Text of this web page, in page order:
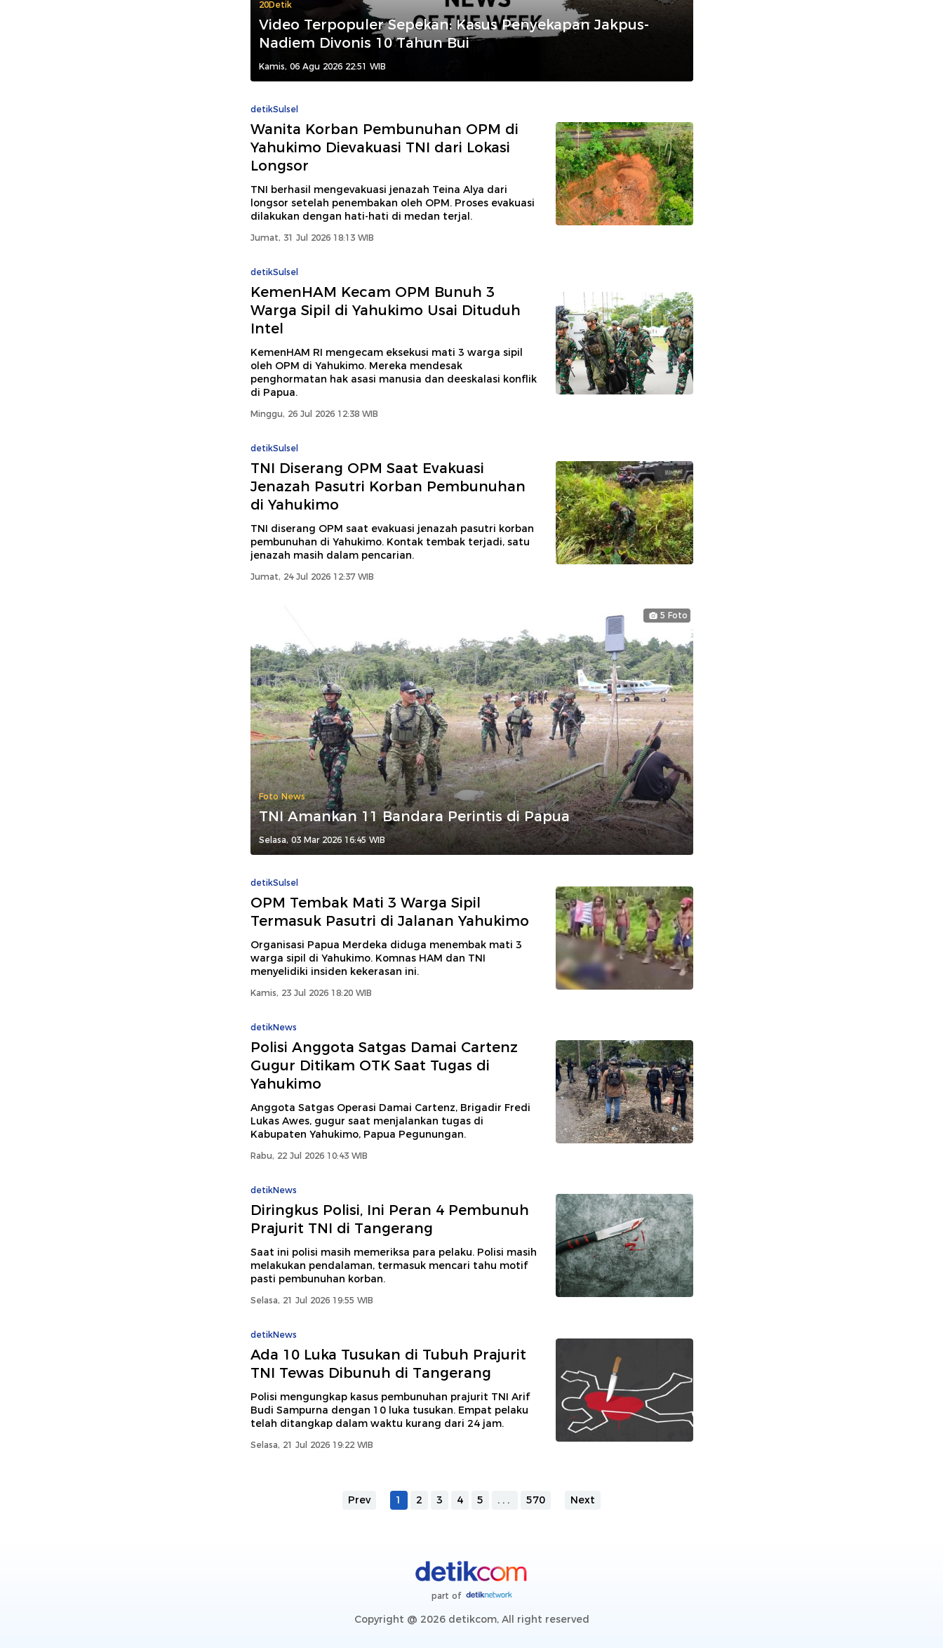
20Detik
Video Terpopuler Sepekan: Kasus Penyekapan Jakpus-
Nadiem Divonis 10 Tahun Bui
Kamis, 06 Agu 2026 22:51 WIB
detikSulsel
Wanita Korban Pembunuhan OPM di
Yahukimo Dievakuasi TNI dari Lokasi
Longsor
TNI berhasil mengevakuasi jenazah Teina Alya dari
longsor setelah penembakan oleh OPM. Proses evakuasi
dilakukan dengan hati-hati di medan terjal.
Jumat, 31 Jul 2026 18:13 WIB
detikSulsel
KemenHAM Kecam OPM Bunuh 3
Warga Sipil di Yahukimo Usai Dituduh
Intel
KemenHAM RI mengecam eksekusi mati 3 warga sipil
oleh OPM di Yahukimo. Mereka mendesak
penghormatan hak asasi manusia dan deeskalasi konflik
di Papua.
Minggu, 26 Jul 2026 12:38 WIB
detikSulsel
TNI Diserang OPM Saat Evakuasi
Jenazah Pasutri Korban Pembunuhan
di Yahukimo
TNI diserang OPM saat evakuasi jenazah pasutri korban
pembunuhan di Yahukimo. Kontak tembak terjadi, satu
jenazah masih dalam pencarian.
Jumat, 24 Jul 2026 12:37 WIB
5 Foto
Foto News
TNI Amankan 11 Bandara Perintis di Papua
Selasa, 03 Mar 2026 16:45 WIB
detikSulsel
OPM Tembak Mati 3 Warga Sipil
Termasuk Pasutri di Jalanan Yahukimo
Organisasi Papua Merdeka diduga menembak mati 3
warga sipil di Yahukimo. Komnas HAM dan TNI
menyelidiki insiden kekerasan ini.
Kamis, 23 Jul 2026 18:20 WIB
detikNews
Polisi Anggota Satgas Damai Cartenz
Gugur Ditikam OTK Saat Tugas di
Yahukimo
Anggota Satgas Operasi Damai Cartenz, Brigadir Fredi
Lukas Awes, gugur saat menjalankan tugas di
Kabupaten Yahukimo, Papua Pegunungan.
Rabu, 22 Jul 2026 10:43 WIB
detikNews
Diringkus Polisi, Ini Peran 4 Pembunuh
Prajurit TNI di Tangerang
Saat ini polisi masih memeriksa para pelaku. Polisi masih
melakukan pendalaman, termasuk mencari tahu motif
pasti pembunuhan korban.
Selasa, 21 Jul 2026 19:55 WIB
detikNews
Ada 10 Luka Tusukan di Tubuh Prajurit
TNI Tewas Dibunuh di Tangerang
Polisi mengungkap kasus pembunuhan prajurit TNI Arif
Budi Sampurna dengan 10 luka tusukan. Empat pelaku
telah ditangkap dalam waktu kurang dari 24 jam.
Selasa, 21 Jul 2026 19:22 WIB
Prev 1 2 3 4 5 ... 570 Next
part of
Copyright @ 2026 detikcom, All right reserved